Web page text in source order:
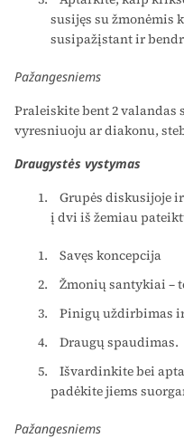
susijęs su žmonėmis
susipažįstant ir
Pažangesniems
Praleiskite bent 2
vyresniuoju ar diakonu,
Draugystės vystymas
Grupės diskusijoje
į dvi iš žemiau
Savęs koncepcija
Žmonių santykiai –
Pinigų uždirbimas
Draugų spaudimas.
Išvardinkite bei
padėkite jiems
Pažangesniems